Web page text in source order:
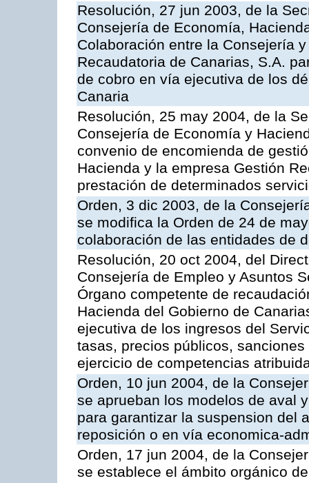
Resolución, 27 jun 2003, de la
Consejería de Economía,
Colaboración entre la Consejería
Recaudatoria de Canarias, S.A.
de cobro en vía ejecutiva de los
Canaria
Resolución, 25 may 2004, de la
Consejería de Economía y
convenio de encomienda de
Hacienda y la empresa Gestión
prestación de determinados
Orden, 3 dic 2003, de la
se modifica la Orden de 24 de
colaboración de las entidades de
Resolución, 20 oct 2004, del
Consejería de Empleo y Asuntos
Órgano competente de
Hacienda del Gobierno de
ejecutiva de los ingresos del
tasas, precios públicos,
ejercicio de competencias
Orden, 10 jun 2004, de la
se aprueban los modelos de aval
para garantizar la suspension del
reposición o en vía economica-
Orden, 17 jun 2004, de la
se establece el ámbito orgánico